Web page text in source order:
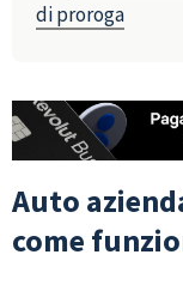
di proroga
Auto
come